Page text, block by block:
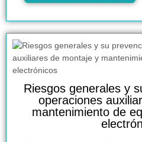
Riesgos generales y
operaciones
mantenimiento de